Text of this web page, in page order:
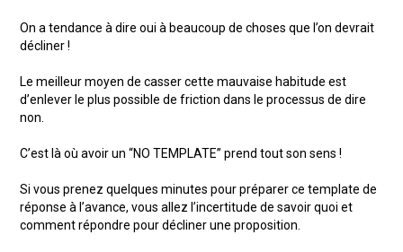
On a tendance à dire oui à beaucoup de choses que l’on devrait
décliner !
Le meilleur moyen de casser cette mauvaise habitude est
d’enlever le plus possible de friction dans le processus de dire
non.
C’est là où avoir un “NO TEMPLATE” prend tout son sens !
Si vous prenez quelques minutes pour préparer ce template de
réponse à l’avance, vous allez l’incertitude de savoir quoi et
comment répondre pour décliner une proposition.